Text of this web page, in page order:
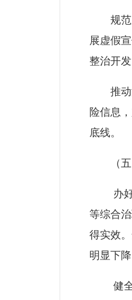
规范房
展虚假
整治开
推动涉
险信息
底线。
（五
办好重
等综合
得实效
明显下
健全完